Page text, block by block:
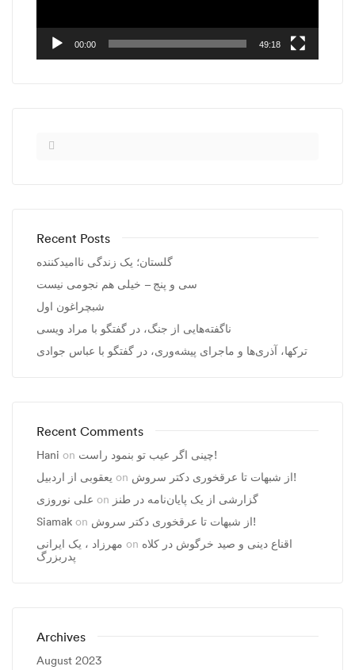
00:00 49:18
Recent Posts
گلستان؛ یک زندگی ناامیدکننده
سی و پنج – خیلی هم نجومی نیست
شبچراغون اول
ناگفته‌هایی از جنگ، در گفتگو با مراد ویسی
ترکها، آذری‌ها و ماجرای پیشه‌وری، در گفتگو با عباس جوادی
Recent Comments
Hani on
چینی اگر عیب تو بنمود راست!
یعقوبی از اردبیل on
از شبهات تا عرقخوری دکتر سروش!
علی نوروزی on گزارشی از یک پایان‌نامه در طنز
Siamak on
از شبهات تا عرقخوری دکتر سروش!
مهرزاد ، يک ايرانی on اقناع دینی و صید خرگوش در کلاه
پدربزرگ
Archives
August 2023